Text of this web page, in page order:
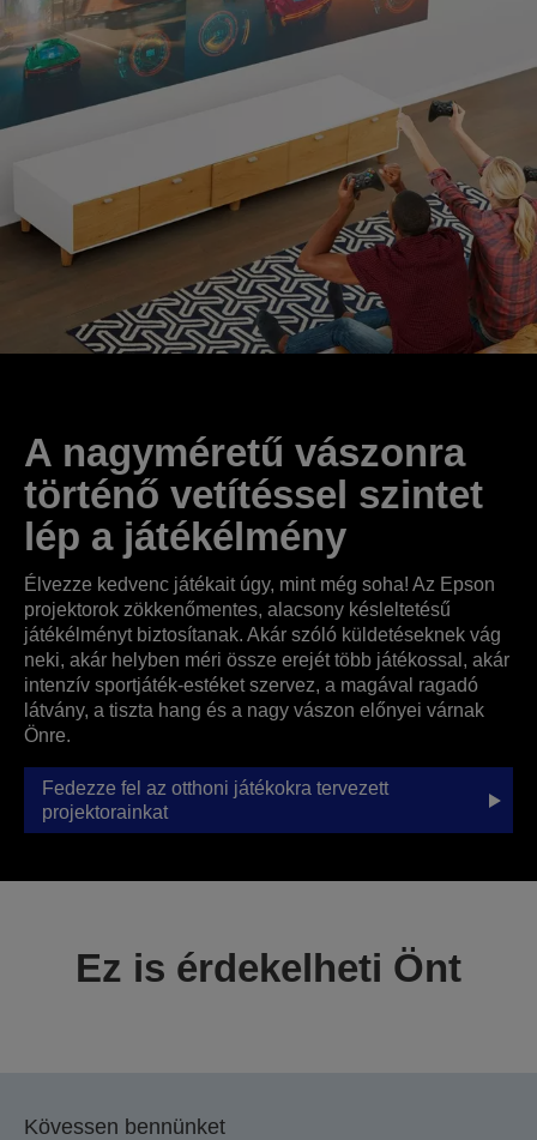
A nagyméretű vászonra
történő vetítéssel szintet
lép a játékélmény
Élvezze kedvenc játékait úgy, mint még soha! Az Epson
projektorok zökkenőmentes, alacsony késleltetésű
játékélményt biztosítanak. Akár szóló küldetéseknek vág
neki, akár helyben méri össze erejét több játékossal, akár
intenzív sportjáték-estéket szervez, a magával ragadó
látvány, a tiszta hang és a nagy vászon előnyei várnak
Önre.
Fedezze fel az otthoni játékokra tervezett
projektorainkat
Ez is érdekelheti Önt
Kövessen bennünket